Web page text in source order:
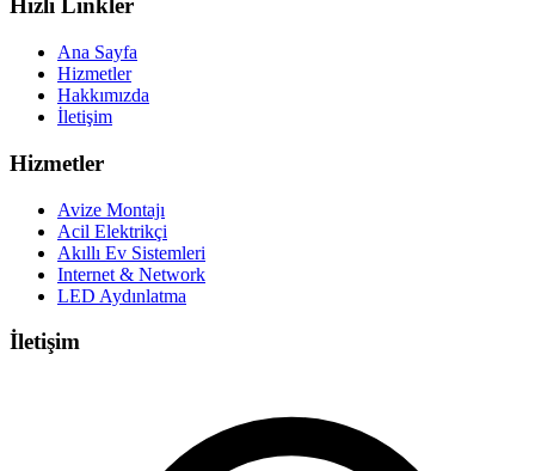
Hızlı Linkler
Ana Sayfa
Hizmetler
Hakkımızda
İletişim
Hizmetler
Avize Montajı
Acil Elektrikçi
Akıllı Ev Sistemleri
Internet & Network
LED Aydınlatma
İletişim